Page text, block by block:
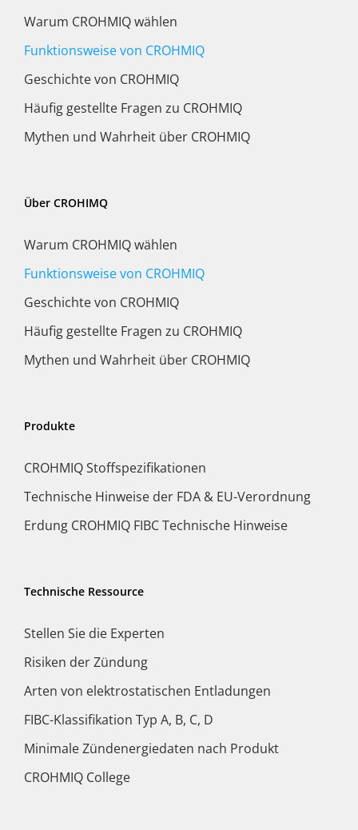
Warum CROHMIQ wählen
Funktionsweise von CROHMIQ
Geschichte von CROHMIQ
Häufig gestellte Fragen zu CROHMIQ
Mythen und Wahrheit über CROHMIQ
Über CROHIMQ
Warum CROHMIQ wählen
Funktionsweise von CROHMIQ
Geschichte von CROHMIQ
Häufig gestellte Fragen zu CROHMIQ
Mythen und Wahrheit über CROHMIQ
Produkte
CROHMIQ Stoffspezifikationen
Technische Hinweise der FDA & EU-Verordnung
Erdung CROHMIQ FIBC Technische Hinweise
Technische Ressource
Stellen Sie die Experten
Risiken der Zündung
Arten von elektrostatischen Entladungen
FIBC-Klassifikation Typ A, B, C, D
Minimale Zündenergiedaten nach Produkt
CROHMIQ College